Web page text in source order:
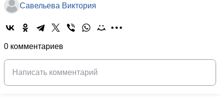
Савельева Виктория
0 комментариев